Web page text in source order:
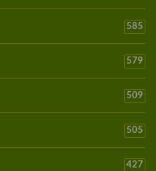
585
579
509
505
427